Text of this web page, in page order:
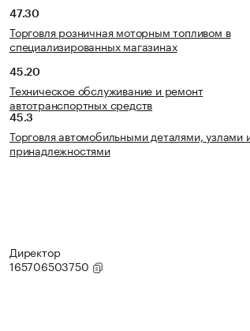
47.30
Торговля розничная моторным топливом в
специализированных магазинах
45.20
Техническое обслуживание и ремонт
автотранспортных средств
45.3
Торговля автомобильными деталями, узлами
принадлежностями
Директор
165706503750